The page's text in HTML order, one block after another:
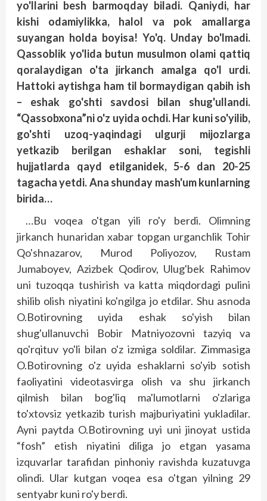
yo'llarini besh barmoqday biladi. Qaniydi, har
kishi odamiylikka, halol va pok amallarga
suyangan holda boyisa! Yo'q. Unday bo'lmadi.
Qassoblik yo'lida butun musulmon olami qattiq
qoralaydigan o'ta jirkanch amalga qo'l urdi.
Hattoki aytishga ham til bormaydigan qabih ish
– eshak go'shti savdosi bilan shug'ullandi.
“Qassobxona”ni o'z uyida ochdi. Har kuni so'yilib,
go'shti uzoq-yaqindagi ulgurji mijozlarga
yetkazib berilgan eshaklar soni, tegishli
hujjatlarda qayd etilganidek, 5-6 dan 20-25
tagacha yetdi. Ana shunday mash'um kunlarning
birida…
…Bu voqea o'tgan yili ro'y berdi. Olimning
jirkanch hunaridan xabar topgan urganchlik Tohir
Qo'shnazarov, Murod Poliyozov, Rustam
Jumaboyev, Azizbek Qodirov, Ulug'bek Rahimov
uni tuzoqqa tushirish va katta miqdordagi pulini
shilib olish niyatini ko'ngilga jo etdilar. Shu asnoda
O.Botirovning uyida eshak so'yish bilan
shug'ullanuvchi Bobir Matniyozovni tazyiq va
qo'rqituv yo'li bilan o'z izmiga soldilar. Zimmasiga
O.Botirovning o'z uyida eshaklarni so'yib sotish
faoliyatini videotasvirga olish va shu jirkanch
qilmish bilan bog'liq ma'lumotlarni o'zlariga
to'xtovsiz yetkazib turish majburiyatini yukladilar.
Ayni paytda O.Botirovning uyi uni jinoyat ustida
“fosh” etish niyatini diliga jo etgan yasama
izquvarlar tarafidan pinhoniy ravishda kuzatuvga
olindi. Ular kutgan voqea esa o'tgan yilning 29
sentyabr kuni ro'y berdi.